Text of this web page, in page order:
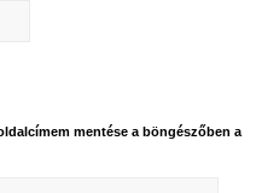
mentése a böngészőben a